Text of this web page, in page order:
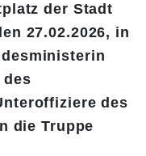
der Stadt
27.02.2026, in
des
des
die Truppe